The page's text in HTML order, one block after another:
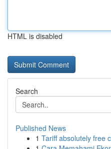
HTML is disabled
Search
Published News
1 Tariff absolutely free